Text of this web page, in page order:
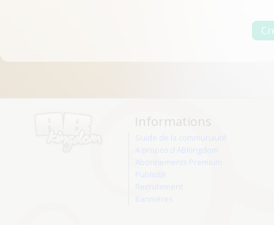
Informations
Guide de la communauté
A propos d'ABKingdom
Abonnements Premium
Publicité
Recrutement
Bannières